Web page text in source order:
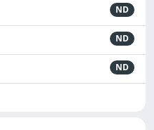
ND
ND
ND